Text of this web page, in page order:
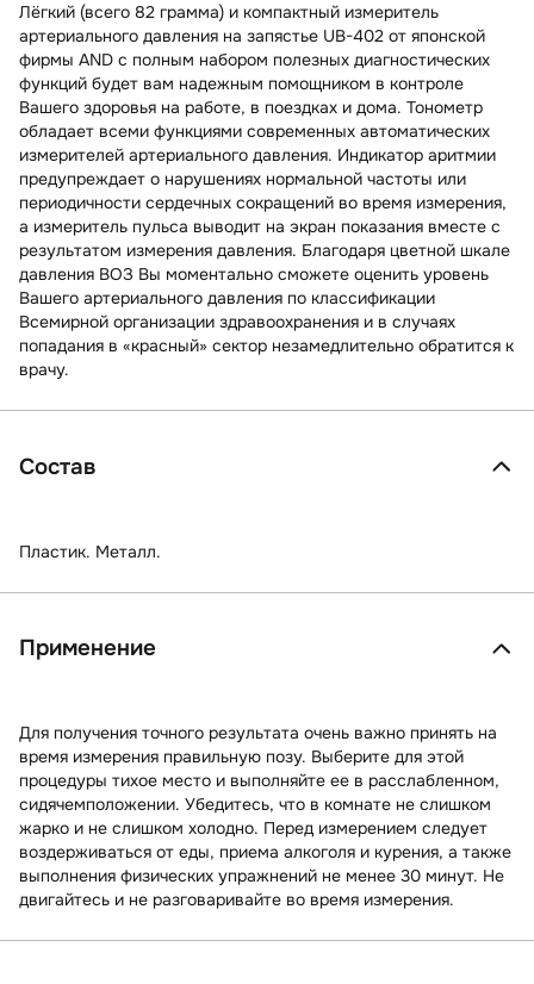
Лёгкий (всего 82 грамма) и компактный измеритель
артериального давления на запястье UB-402 от японской
фирмы AND с полным набором полезных диагностических
функций будет вам надежным помощником в контроле
Вашего здоровья на работе, в поездках и дома. Тонометр
обладает всеми функциями современных автоматических
измерителей артериального давления. Индикатор аритмии
предупреждает о нарушениях нормальной частоты или
периодичности сердечных сокращений во время измерения,
а измеритель пульса выводит на экран показания вместе с
результатом измерения давления. Благодаря цветной шкале
давления ВОЗ Вы моментально сможете оценить уровень
Вашего артериального давления по классификации
Всемирной организации здравоохранения и в случаях
попадания в «красный» сектор незамедлительно обратится к
врачу.
Состав
Пластик. Металл.
Применение
Для получения точного результата очень важно принять на
время измерения правильную позу. Выберите для этой
процедуры тихое место и выполняйте ее в расслабленном,
сидячемположении. Убедитесь, что в комнате не слишком
жарко и не слишком холодно. Перед измерением следует
воздерживаться от еды, приема алкоголя и курения, а также
выполнения физических упражнений не менее 30 минут. Не
двигайтесь и не разговаривайте во время измерения.